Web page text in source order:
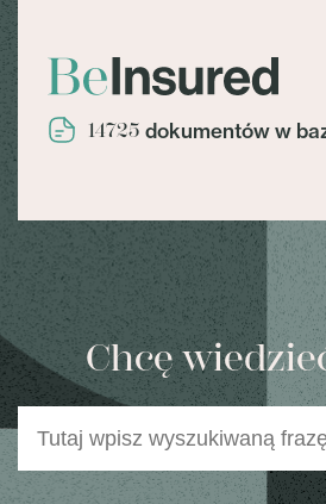
14725 dokumentów w
Chcę